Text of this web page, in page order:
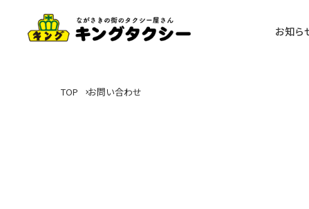
お知ら
TOP お問い合わせ